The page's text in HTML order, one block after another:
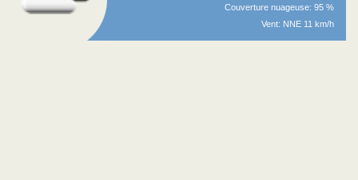
Couverture nuageuse: 95 %
Vent: NNE 11 km/h